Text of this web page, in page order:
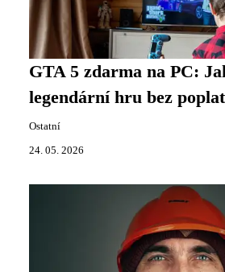
GTA 5 zdarma na PC:
legendární hru bez
Ostatní
24. 05. 2026